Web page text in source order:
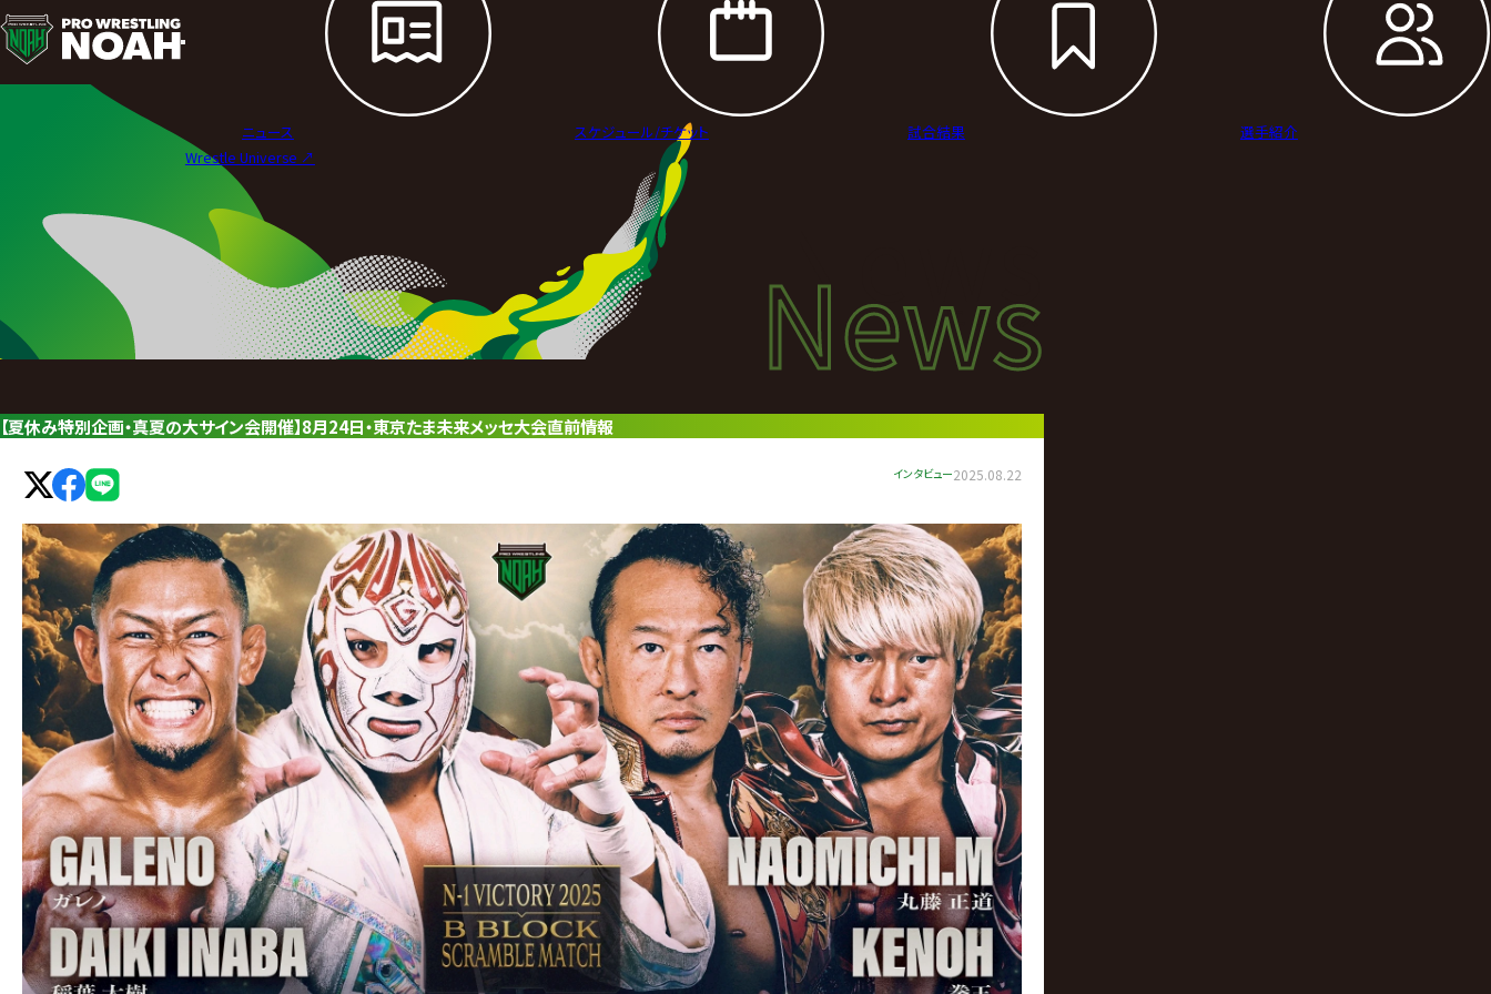
ニ
ュ
レ
ス
リ
グ・
ノ
ア
公
イ
ト
ニュース スケジュール/チケット 試合結果
選手紹介
Wrestle Universe ↗︎
Newsニュース
News
【夏休み特別企画・真夏の大サイン会開催】8月24日・東京たま未来メッセ大会直前情報
インタビュー2025.08.22